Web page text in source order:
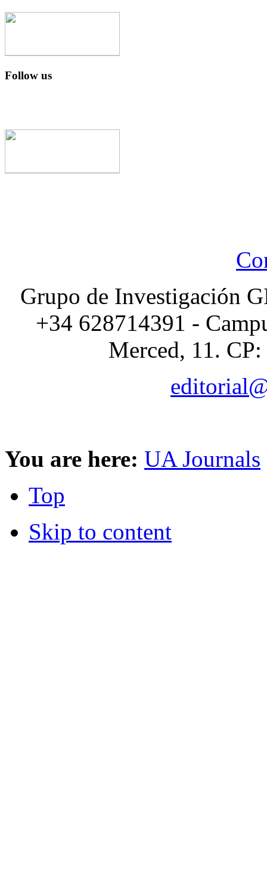
Follow us
Grupo de Investigación
+34 628714391 -
Merced, 11.
You are here: UA Journals
Top
Skip to content